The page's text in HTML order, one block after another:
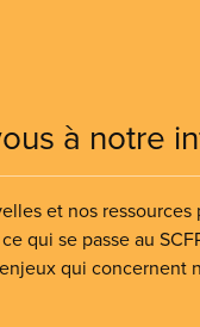
à notre
et nos ressources
qui se passe au
qui concernent